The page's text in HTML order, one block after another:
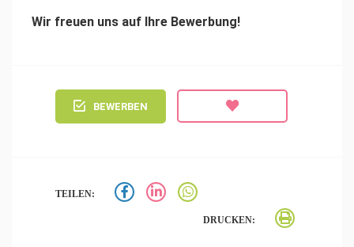
Wir freuen uns auf Ihre Bewerbung!
BEWERBEN
TEILEN:
DRUCKEN: